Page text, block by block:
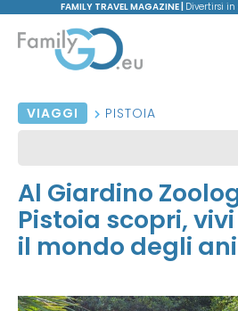
FAMILY TRAVEL MAGAZINE | Divertirsi
VIAGGI PISTOIA
Al Giardino
Pistoia scopri,
il mondo degli